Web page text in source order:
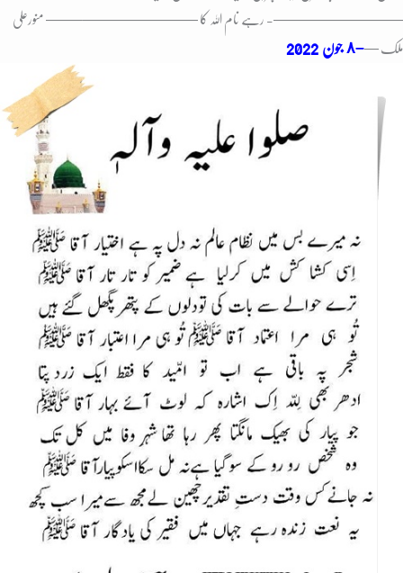
—————————- رہے نام اللہ کا ————————–—— منورعلی
ملک —–٨ جون 2022